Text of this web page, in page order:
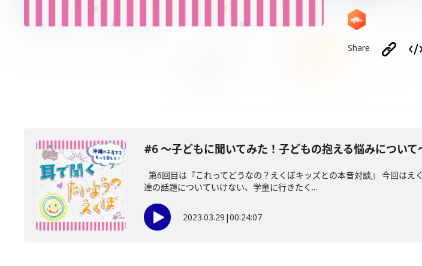
Share
#6 〜子どもに聞いてみた！子どもの抱える悩みについて
第6回目は『これってどうなの？えくぼキッズとの本音対談』 今回は
達の話題についていけない、学童に行きたく...
2023.03.29 |00:24:07